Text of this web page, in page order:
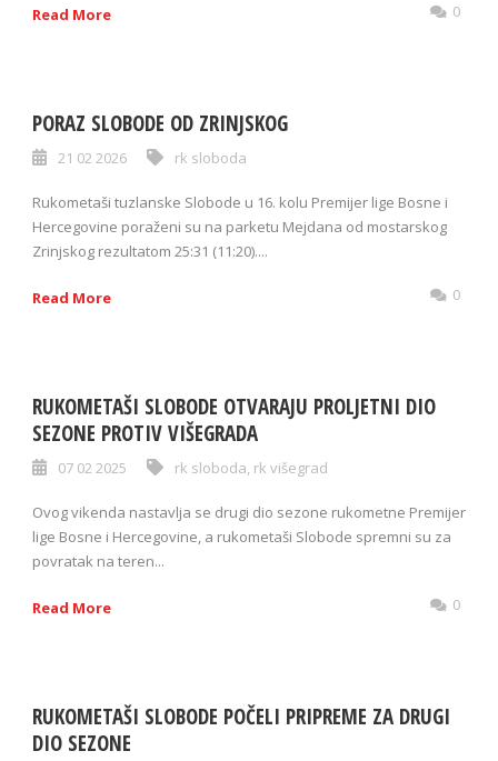
Read More 0
PORAZ SLOBODE OD ZRINJSKOG
21 02 2026 rk sloboda
Rukometaši tuzlanske Slobode u 16. kolu Premijer lige Bosne i
Hercegovine poraženi su na parketu Mejdana od mostarskog
Zrinjskog rezultatom 25:31 (11:20)....
Read More 0
RUKOMETAŠI SLOBODE OTVARAJU PROLJETNI DIO
SEZONE PROTIV VIŠEGRADA
07 02 2025 rk sloboda, rk višegrad
Ovog vikenda nastavlja se drugi dio sezone rukometne Premijer
lige Bosne i Hercegovine, a rukometaši Slobode spremni su za
povratak na teren...
Read More 0
RUKOMETAŠI SLOBODE POČELI PRIPREME ZA DRUGI
DIO SEZONE